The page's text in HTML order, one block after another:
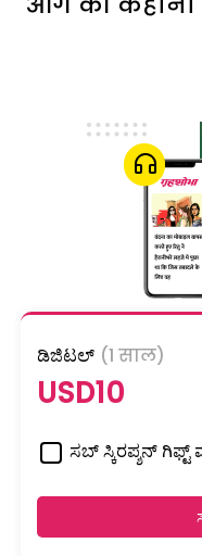
ಡಿಜಿಟಲ್ (1 साल)
USD10
ಸಬ್ ಸ್ಕಿರಪ್ಶನ್ ಗಿಫ್ಟ್